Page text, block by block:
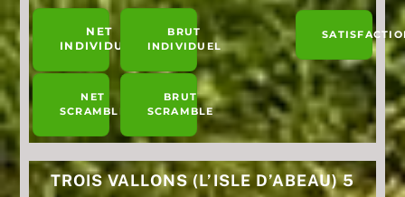
NET
INDIVIDUEL
NET
SCRAMBLE
BRUT
INDIVIDUEL
BRUT
SCRAMBLE
TROIS VALLONS (L’ISLE D’ABEAU) 5